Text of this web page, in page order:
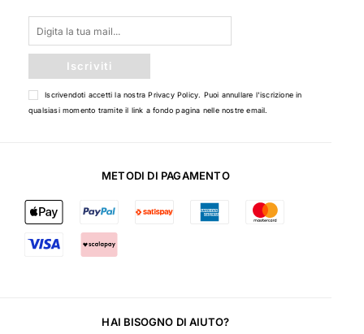
Iscriviti
Iscrivendoti accetti la nostraPrivacy Policy . Puoi annullare l'iscrizione in
qualsiasi momento tramite il link a fondo pagina nelle nostre email.
METODI DI PAGAMENTO
HAI BISOGNO DI AIUTO?